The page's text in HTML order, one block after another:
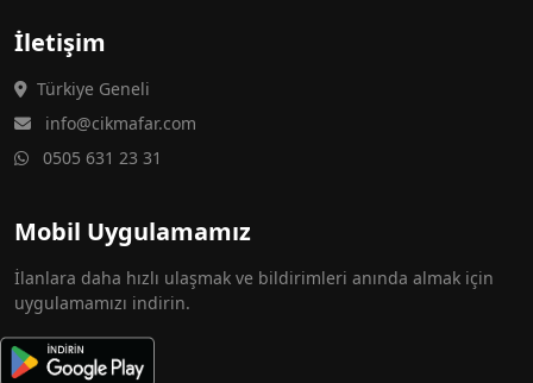
İletişim
Türkiye Geneli
info@cikmafar.com
0505 631 23 31
Mobil Uygulamamız
İlanlara daha hızlı ulaşmak ve bildirimleri anında almak için
uygulamamızı indirin.